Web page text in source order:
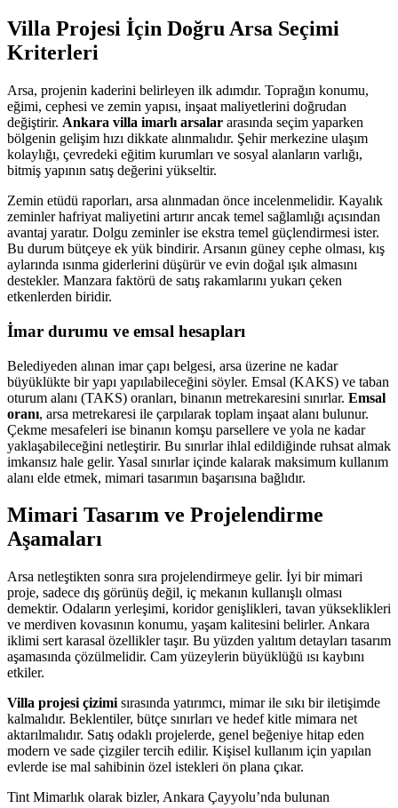
Villa Projesi İçin Doğru Arsa Seçimi
Kriterleri
Arsa, projenin kaderini belirleyen ilk adımdır. Toprağın konumu,
eğimi, cephesi ve zemin yapısı, inşaat maliyetlerini doğrudan
değiştirir. Ankara villa imarlı arsalar arasında seçim yaparken
bölgenin gelişim hızı dikkate alınmalıdır. Şehir merkezine ulaşım
kolaylığı, çevredeki eğitim kurumları ve sosyal alanların varlığı,
bitmiş yapının satış değerini yükseltir.
Zemin etüdü raporları, arsa alınmadan önce incelenmelidir. Kayalık
zeminler hafriyat maliyetini artırır ancak temel sağlamlığı açısından
avantaj yaratır. Dolgu zeminler ise ekstra temel güçlendirmesi ister.
Bu durum bütçeye ek yük bindirir. Arsanın güney cephe olması, kış
aylarında ısınma giderlerini düşürür ve evin doğal ışık almasını
destekler. Manzara faktörü de satış rakamlarını yukarı çeken
etkenlerden biridir.
İmar durumu ve emsal hesapları
Belediyeden alınan imar çapı belgesi, arsa üzerine ne kadar
büyüklükte bir yapı yapılabileceğini söyler. Emsal (KAKS) ve taban
oturum alanı (TAKS) oranları, binanın metrekaresini sınırlar. Emsal
oranı, arsa metrekaresi ile çarpılarak toplam inşaat alanı bulunur.
Çekme mesafeleri ise binanın komşu parsellere ve yola ne kadar
yaklaşabileceğini netleştirir. Bu sınırlar ihlal edildiğinde ruhsat almak
imkansız hale gelir. Yasal sınırlar içinde kalarak maksimum kullanım
alanı elde etmek, mimari tasarımın başarısına bağlıdır.
Mimari Tasarım ve Projelendirme
Aşamaları
Arsa netleştikten sonra sıra projelendirmeye gelir. İyi bir mimari
proje, sadece dış görünüş değil, iç mekanın kullanışlı olması
demektir. Odaların yerleşimi, koridor genişlikleri, tavan yükseklikleri
ve merdiven kovasının konumu, yaşam kalitesini belirler. Ankara
iklimi sert karasal özellikler taşır. Bu yüzden yalıtım detayları tasarım
aşamasında çözülmelidir. Cam yüzeylerin büyüklüğü ısı kaybını
etkiler.
Villa projesi çizimi sırasında yatırımcı, mimar ile sıkı bir iletişimde
kalmalıdır. Beklentiler, bütçe sınırları ve hedef kitle mimara net
aktarılmalıdır. Satış odaklı projelerde, genel beğeniye hitap eden
modern ve sade çizgiler tercih edilir. Kişisel kullanım için yapılan
evlerde ise mal sahibinin özel istekleri ön plana çıkar.
Tint Mimarlık olarak bizler, Ankara Çayyolu’nda bulunan